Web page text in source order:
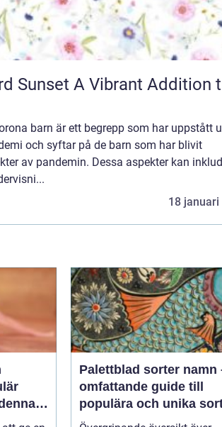
Addition to
barn är ett begrepp som har uppstått
och syftar på de barn som har blivit
av pandemin. Dessa aspekter kan
18 januari
Palettblad sorter namn
omfattande guide till
populära och unika